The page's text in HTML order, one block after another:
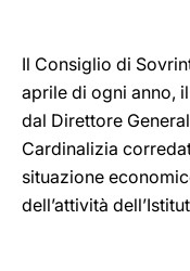
Il Consiglio di
aprile di ogni anno,
dal Direttore
Cardinalizia
situazione
dell’attività